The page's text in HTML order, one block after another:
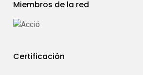
Miembros de la red
Certificación